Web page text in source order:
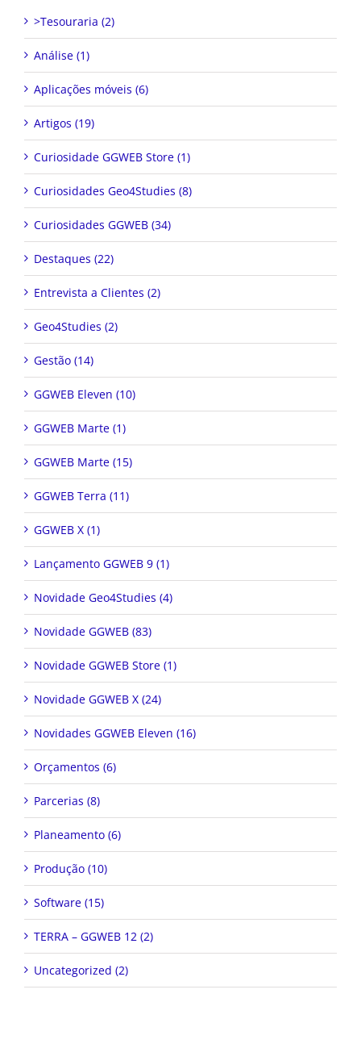
>Tesouraria (2)
Análise (1)
Aplicações móveis (6)
Artigos (19)
Curiosidade GGWEB Store (1)
Curiosidades Geo4Studies (8)
Curiosidades GGWEB (34)
Destaques (22)
Entrevista a Clientes (2)
Geo4Studies (2)
Gestão (14)
GGWEB Eleven (10)
GGWEB Marte (1)
GGWEB Marte (15)
GGWEB Terra (11)
GGWEB X (1)
Lançamento GGWEB 9 (1)
Novidade Geo4Studies (4)
Novidade GGWEB (83)
Novidade GGWEB Store (1)
Novidade GGWEB X (24)
Novidades GGWEB Eleven (16)
Orçamentos (6)
Parcerias (8)
Planeamento (6)
Produção (10)
Software (15)
TERRA – GGWEB 12 (2)
Uncategorized (2)